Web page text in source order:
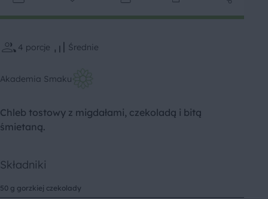
4 porcje Średnie
Akademia Smaku
Chleb tostowy z migdałami, czekoladą i bitą
śmietaną.
Składniki
50 g gorzkiej czekolady